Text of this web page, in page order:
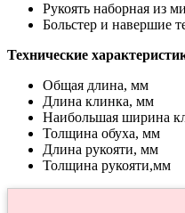
Рукоять наборная из
Больстер и навершие
Технические
Общая
Длина
Наибольшая
Толщина
Длина
Толщина